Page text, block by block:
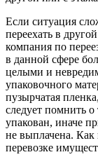
Если ситуация
переехать в
компания по
в данной сфере
целыми и
упаковочного
пузырчатая
следует помнить
упакован, иначе
не выплачена. Как
перевозке